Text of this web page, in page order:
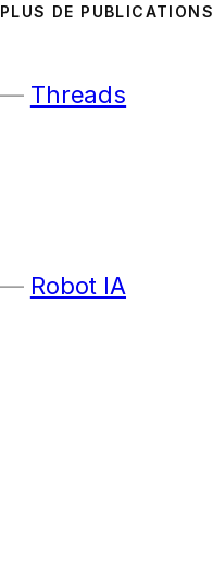
PLUS DE PUBLICATIONS
Threads
Robot IA